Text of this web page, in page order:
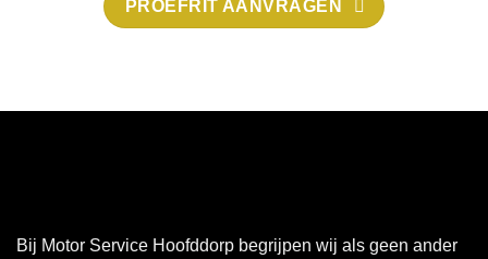
PROEFRIT AANVRAGEN
Bij Motor Service Hoofddorp begrijpen wij als geen ander